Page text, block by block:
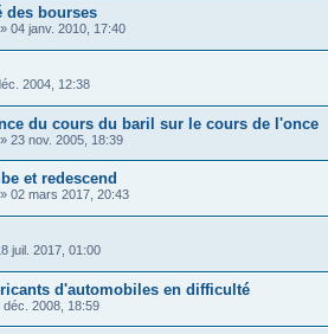
des bourses
» 04 janv. 2010, 17:40
2004, 12:38
du cours du baril sur le cours de l'once
» 23 nov. 2005, 18:39
et redescend
» 02 mars 2017, 20:43
juil. 2017, 01:00
d'automobiles en difficulté
déc. 2008, 18:59